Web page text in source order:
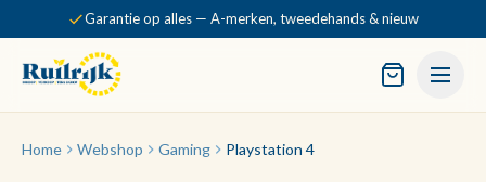
Garantie op alles — A-merken, tweedehands & nieuw
Home Webshop Gaming Playstation 4